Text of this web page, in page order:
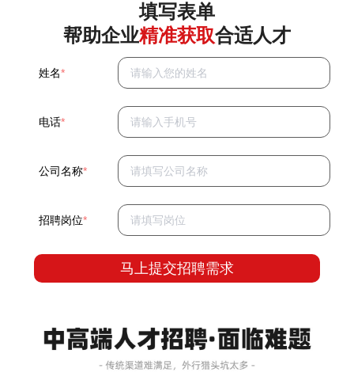
填写表单
帮助企业精准获取合适人才
姓名*
电话*
公司名称*
招聘岗位*
马上提交招聘需求